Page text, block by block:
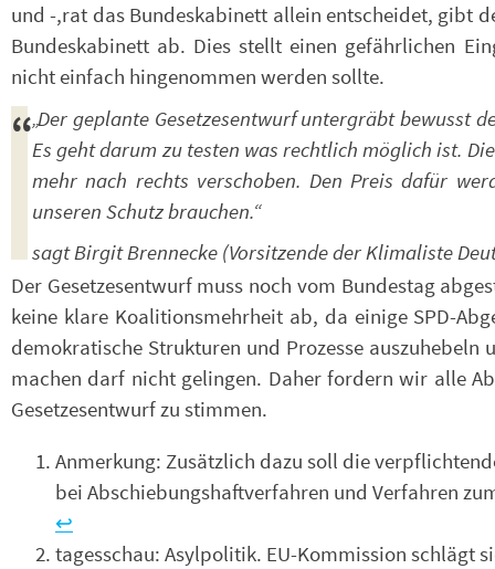
und -,rat das Bundeskabinett allein entscheidet, gibt
Bundeskabinett ab. Dies stellt einen gefährlichen
nicht einfach hingenommen werden sollte.
„Der geplante Gesetzesentwurf untergräbt bewusst
Es geht darum zu testen was rechtlich möglich ist.
mehr nach rechts verschoben. Den Preis dafür
unseren Schutz brauchen.“
sagt Birgit Brennecke (Vorsitzende der Klimaliste
Der Gesetzesentwurf muss noch vom Bundestag
keine klare Koalitionsmehrheit ab, da einige SPD-
demokratische Strukturen und Prozesse
machen darf nicht gelingen. Daher fordern wir alle
Gesetzesentwurf zu stimmen.
Anmerkung: Zusätzlich dazu soll die
bei Abschiebungshaftverfahren und Verfahren
↩︎
tagesschau: Asylpolitik. EU-Kommission schlägt